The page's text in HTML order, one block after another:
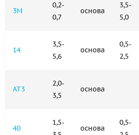
3М
0,2-
0,7
основа
3,5-
5,0
14
3,5-
5,6
основа
0,5-
2,5
АТ3
2,0-
3,5
основа
40
1,5-
основа
0,5-